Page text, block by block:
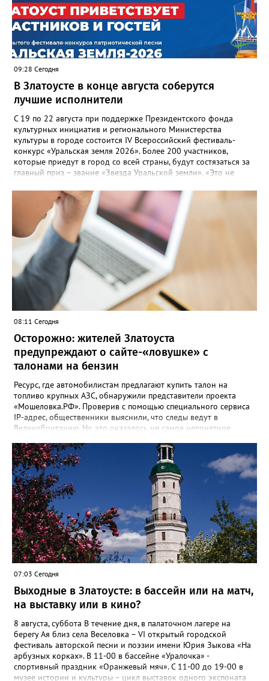
09:28 Сегодня
В Златоусте в конце августа соберутся
лучшие исполнители
С 19 по 22 августа при поддержке Президентского фонда
культурных инициатив и регионального Министерства
культуры в городе состоится IV Всероссийский фестиваль-
конкурс «Уральская земля 2026». Более 200 участников,
которые приедут в город со всей страны, будут состязаться за
главный приз – звание «Звезда Уральской земли». «Это не
прослушивания участников, мастер-классы от ведущих
наставников, выступления победителей прошлых лет и
приглашённых артистов», - сообщает оргкомитет. Вход на все
фестивальные мероприятия будет свободным. В 2025 году в
фестивале участвовали 26 финалистов из городов
Челябинской, Свердловской, Курганской, Оренбургской
областей, Ханты-Мансийского автономного округа и
Республики Башкортостан. Приглашённой звездой стал
идейный вдохновитель, организатор фестиваля, эстрадный
певец, победитель главного патриотического конкурса страны
«Солдатский конверт», лауреат премии в области культуры и
искусства «Золотая лира», участник телевизионных проектов
на Первом канале, обладатель звания «Голос страны» Алексей
Ковин.
08:11 Сегодня
Осторожно: жителей Златоуста
предупреждают о сайте-«ловушке» с
талонами на бензин
Ресурс, где автомобилистам предлагают купить талон на
топливо крупных АЗС, обнаружили представители проекта
«Мошеловка.РФ». Проверив с помощью специального сервиса
IP-адрес, общественники выяснили, что следы ведут в
Великобританию. Но это оказалось не самое неприятное
Единственный рабочий элемент страницы — это форма
выбора объема топлива на 10, 50 или 100 литров с
последующим переходом к оплате. А значит, это классическая
ловушка мошенников», - сообщил руководитель Народного
фронта в Челябинской области Денис Рыжий. Активисты
советуют землякам быть осторожнее. И рассказывать о
подобных схемах «Мошеловке.РФ». Между тем, ситуация на
российском топливном рынке вроде бы стабилизировалась,
рапортуют власти. По данным замминистра энергетики Павла
Сорокина, очередей на АЗС нет в Москве, Санкт-Петербурге и
Ленинградской области. Во многих регионах сняты
региональный топливный штаб был создан в конце июня. 18
июля после очередного заседания губернатор Алексей Текслер
поручил увеличить количество бензовозов, вывести на самые
загруженные АЗС полицейские патрули, контролировать запасы
бензина и объёмы его продаж, а также обеспечить
бесперебойное снабжение горючим пожарных, скорых и
общественного транспорта.
07:03 Сегодня
Выходные в Златоусте: в бассейн или на матч,
на выставку или в кино?
8 августа, суббота В течение дня, в палаточном лагере на
берегу Ая близ села Веселовка – VI открытый городской
фестиваль авторской песни и поэзии имени Юрия Зыкова «На
арбузных корках». В 11-00 в бассейне «Уралочка» -
спортивный праздник «Оранжевый мяч». С 11-00 до 19-00 в
музее истории и культуры – цикл выставок одного экспоната